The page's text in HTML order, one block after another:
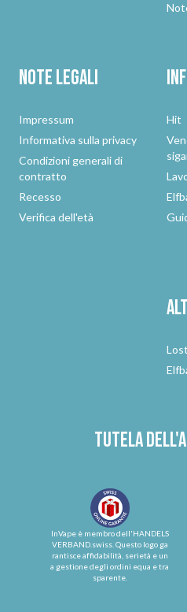
Note legali
Impressum
Informativa sulla privacy
Condizioni generali di
contratto
Recesso
Verifica dell'età
Hit
Tutela
InVape è membro dell'HANDELS
VERBAND.swiss. Questo logo ga
rantisce affidabilità, serietà e un
a gestione degli ordini equa e tra
sparente.